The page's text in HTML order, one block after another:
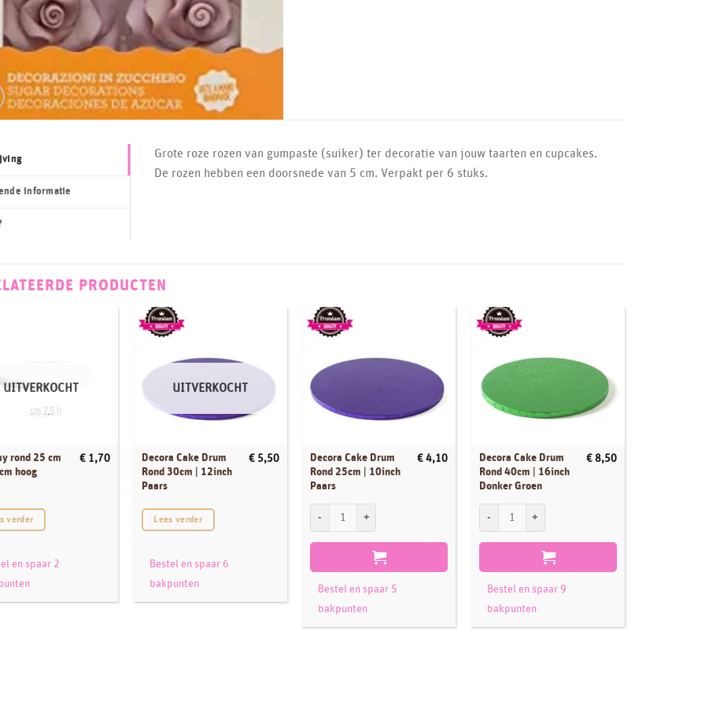
informatie
Grote roze rozen van gumpaste (suiker) ter decoratie van jouw taarten en cupcakes.
De rozen hebben een doorsnede van 5 cm. Verpakt per 6 stuks.
PRODUCTEN
UITVERKOCHT
rond 25 cm
hoog
€1,70
verder
en spaar 2
UITVERKOCHT
Decora Cake Drum
Rond 30cm | 12inch
Paars
€5,50
Lees verder
Bestel en spaar 6
bakpunten
Decora Cake Drum
Rond 25cm | 10inch
Paars
€ 4,10
Bestel en spaar 5
bakpunten
Decora Cake Drum
Rond 40cm | 16inch
Donker Groen
€ 8,50
Bestel en spaar 9
bakpunten